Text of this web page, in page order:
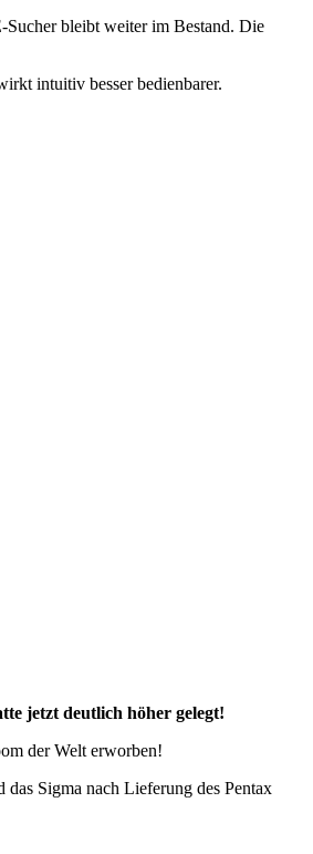
bleibt weiter im Bestand. Die
intuitiv besser bedienbarer.
jetzt deutlich höher gelegt!
der Welt erworben!
Sigma nach Lieferung des Pentax